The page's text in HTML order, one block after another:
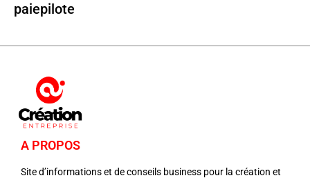
paiepilote
A PROPOS
Site d’informations et de conseils business pour la création et